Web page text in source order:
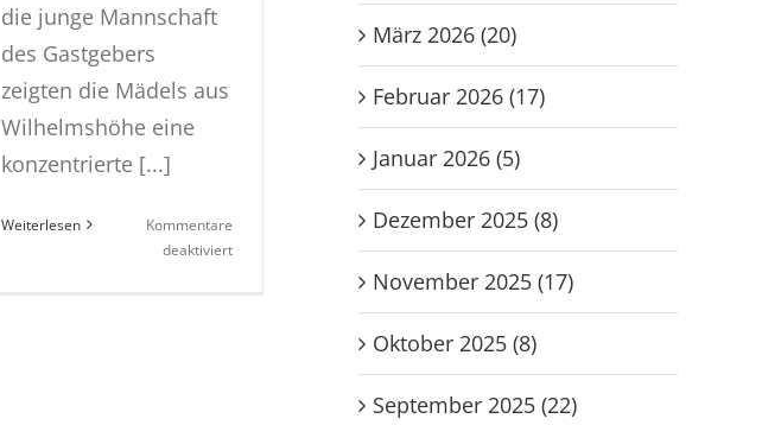
die junge Mannschaft
des Gastgebers
zeigten die Mädels aus
Wilhelmshöhe eine
konzentrierte [...]
Weiterlesen
Kommentare
deaktiviertfür
März 2026 (20)
Februar 2026 (17)
Januar 2026 (5)
Dezember 2025 (8)
November 2025 (17)
Oktober 2025 (8)
September 2025 (22)